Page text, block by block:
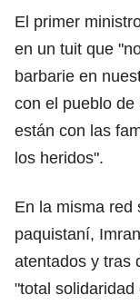
El primer
en un tuit que
barbarie en
con el pueblo
están con las
los heridos".
En la misma red
paquistaní,
atentados y tras
"total